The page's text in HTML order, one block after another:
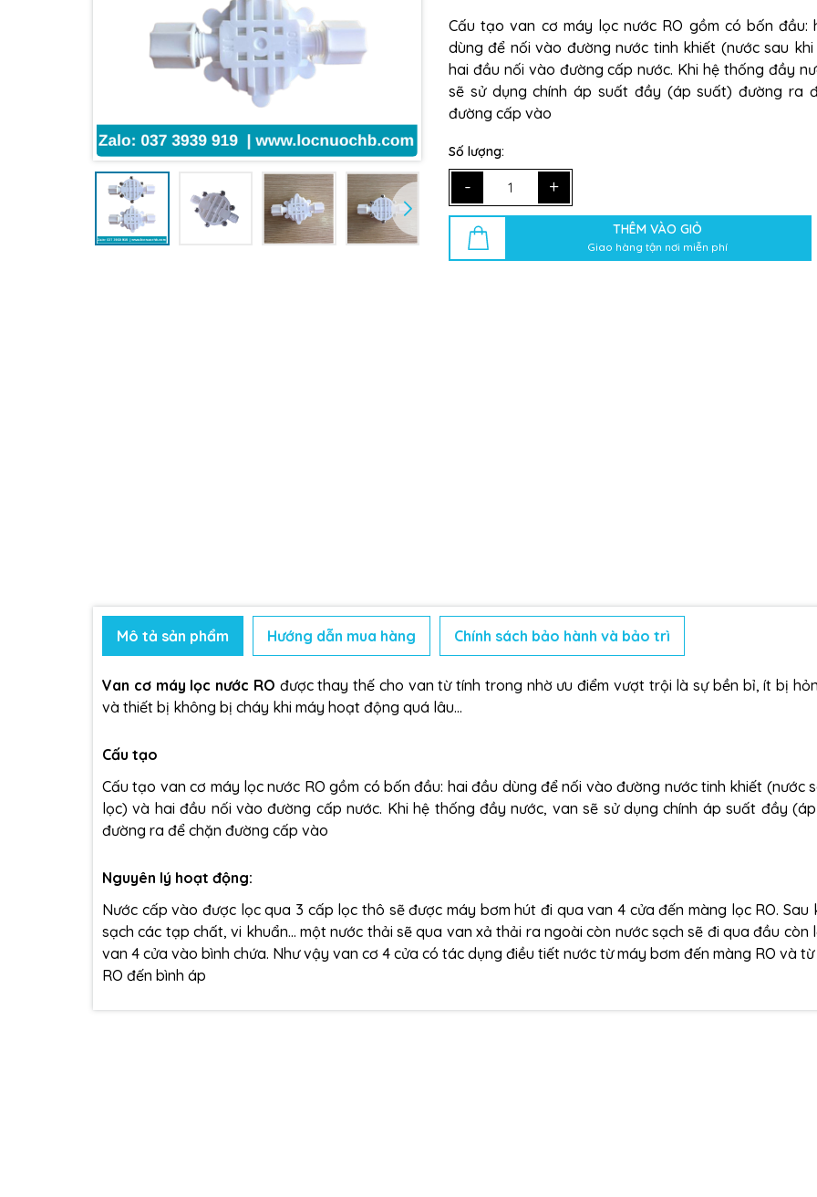
Cấu tạo van cơ máy lọc nước RO gồm có bốn đầu:
dùng để nối vào đường nước tinh khiết (nước sau
hai đầu nối vào đường cấp nước. Khi hệ thống đầy
sẽ sử dụng chính áp suất đầy (áp suất) đường ra
đường cấp vào
Số lượng:
- +
THÊM VÀO GIỎ
Giao hàng tận nơi miễn phí
Mô tả sản phẩm Hướng dẫn mua hàng Chính sách bảo hành và bảo trì
Van cơ máy lọc nước RO được thay thế cho van từ tính trong nhờ ưu điểm vượt trội là sự bền bỉ, ít bị
và thiết bị không bị cháy khi máy hoạt động quá lâu…
Cấu tạo
Cấu tạo van cơ máy lọc nước RO gồm có bốn đầu: hai đầu dùng để nối vào đường nước tinh khiết (nước
lọc) và hai đầu nối vào đường cấp nước. Khi hệ thống đầy nước, van sẽ sử dụng chính áp suất đầy
đường ra để chặn đường cấp vào
Nguyên lý hoạt động:
Nước cấp vào được lọc qua 3 cấp lọc thô sẽ được máy bơm hút đi qua van 4 cửa đến màng lọc RO. Sau
sạch các tạp chất, vi khuẩn… một nước thải sẽ qua van xả thải ra ngoài còn nước sạch sẽ đi qua đầu còn
van 4 cửa vào bình chứa. Như vậy van cơ 4 cửa có tác dụng điều tiết nước từ máy bơm đến màng RO và
RO đến bình áp